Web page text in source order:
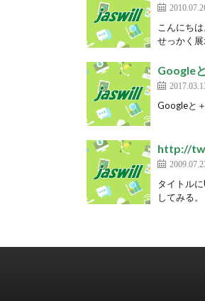
こんにち
せっかく
Google
Googleと
http://
タイトル
してみる